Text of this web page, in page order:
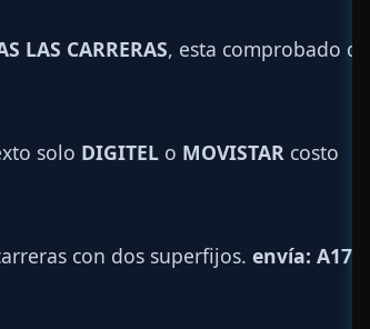
LAS CARRERAS, esta comprobado que
solo DIGITEL o MOVISTAR costo
con dos superfijos. envía: A17 al